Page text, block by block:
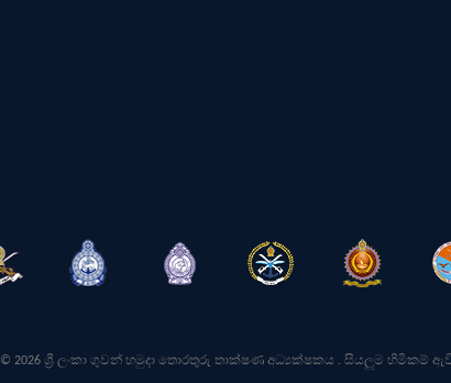
© 2026 ශ්‍රී ලංකා ගුවන් හමුදා තොරතුරු තාක්ෂණ අධ්‍යක්ෂකය . සියලුම හිමිකම්